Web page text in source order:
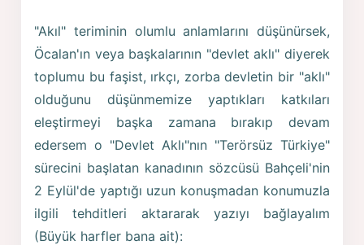
"Akıl" teriminin olumlu anlamlarını düşünürsek,
Öcalan'ın veya başkalarının "devlet aklı" diyerek
toplumu bu faşist, ırkçı, zorba devletin bir "aklı"
olduğunu düşünmemize yaptıkları katkıları
eleştirmeyi başka zamana bırakıp devam
edersem o "Devlet Aklı"nın "Terörsüz Türkiye"
sürecini başlatan kanadının sözcüsü Bahçeli'nin
2 Eylül'de yaptığı uzun konuşmadan konumuzla
ilgili tehditleri aktararak yazıyı bağlayalım
(Büyük harfler bana ait):